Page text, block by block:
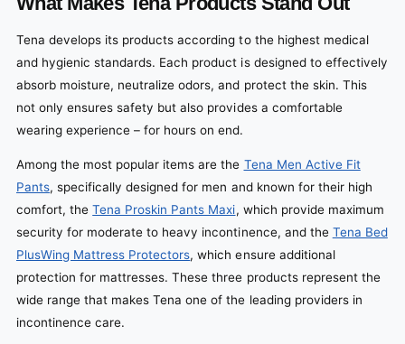
Tena develops its products according to the highest medical
and hygienic standards. Each product is designed to effectively
absorb moisture, neutralize odors, and protect the skin. This
not only ensures safety but also provides a comfortable
wearing experience – for hours on end.
Among the most popular items are the Tena Men Active Fit
Pants, specifically designed for men and known for their high
comfort, theTena Proskin Pants Maxi, which provide maximum
security for moderate to heavy incontinence, and the Tena Bed
PlusWing Mattress Protectors, which ensure additional
protection for mattresses. These three products represent the
wide range that makes Tena one of the leading providers in
incontinence care.